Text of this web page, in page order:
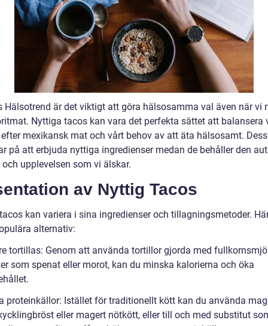
Hälsotrend är det viktigt att göra hälsosamma val även när vi
Nyttiga tacos kan vara det perfekta sättet att balansera
mexikansk mat och vårt behov av att äta hälsosamt.
på att erbjuda nyttiga ingredienser medan de behåller den
upplevelsen som vi älskar.
av Nyttig Tacos
kan variera i sina ingredienser och tillagningsmetoder.
alternativ:
tortillas: Genom att använda tortillor gjorda med
som spenat eller morot, kan du minska kalorierna och öka
proteinkällor: Istället för traditionellt kött kan du använda
eller magert nötkött, eller till och med substitut